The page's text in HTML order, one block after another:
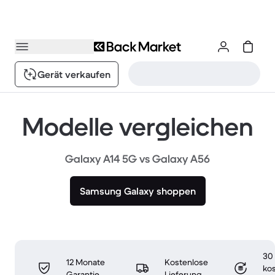
Gerät verkaufen
Modelle vergleichen
Galaxy A14 5G vs Galaxy A56
Samsung Galaxy shoppen
12 Monate
Kostenlose
30